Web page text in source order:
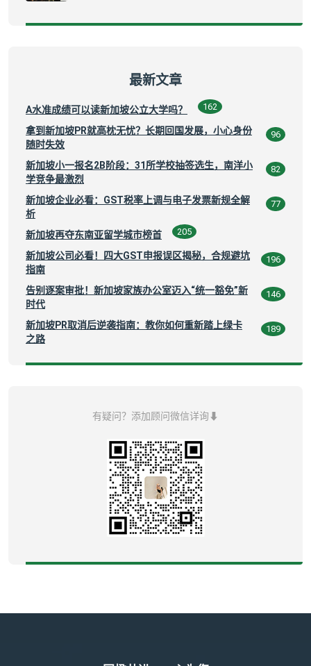
最新文章
A水准成绩可以读新加坡公立大学吗？ 162
拿到新加坡PR就高枕无忧？长期回国发展，小心身份
随时失效
96
新加坡小一报名2B阶段：31所学校抽签选生，南洋小
学竞争最激烈
82
新加坡企业必看：GST税率上调与电子发票新规全解
析
77
新加坡再夺东南亚留学城市榜首 205
新加坡公司必看！四大GST申报误区揭秘，合规避坑
指南
196
告别逐案审批！新加坡家族办公室迈入“统一豁免”新
时代
146
新加坡PR取消后逆袭指南：教你如何重新踏上绿卡
之路
189
有疑问？添加顾问微信详询⬇